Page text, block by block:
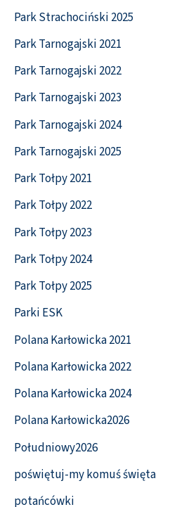
Park Strachociński 2025
Park Tarnogajski 2021
Park Tarnogajski 2022
Park Tarnogajski 2023
Park Tarnogajski 2024
Park Tarnogajski 2025
Park Tołpy 2021
Park Tołpy 2022
Park Tołpy 2023
Park Tołpy 2024
Park Tołpy 2025
Parki ESK
Polana Karłowicka 2021
Polana Karłowicka 2022
Polana Karłowicka 2024
Polana Karłowicka2026
Południowy2026
poświętuj-my komuś święta
potańcówki